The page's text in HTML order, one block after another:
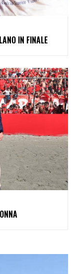
IN FINALE